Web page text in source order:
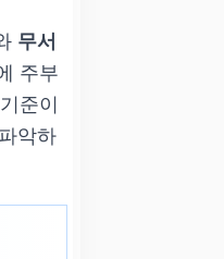
무서
주부
준이
악하